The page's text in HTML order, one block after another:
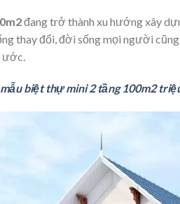
đang trở thành xu hướng xây
thay đổi, đời sống mọi người
biệt thự mini 2 tầng 100m2